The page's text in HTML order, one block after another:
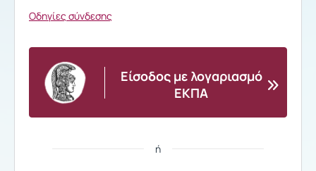
Οδηγίες σύνδεσης
Είσοδος με λογαριασμό
ΕΚΠΑ
ή